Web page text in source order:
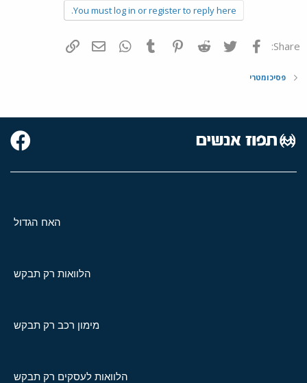
You must log in or register to reply here.
Share: פייסבוק Twitter
Reddit
Pinterest
Tumblr
WhatsAppדואר אלקטרוני
פסיכומטרי
האח הגדול
הלוואות רק תבקש
מימון רכב רק תבקש
הלוואות לעסקים רק תבקש